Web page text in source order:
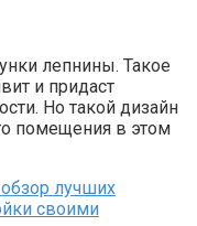
лепнины. Такое
и придаст
Но такой дизайн
помещения в этом